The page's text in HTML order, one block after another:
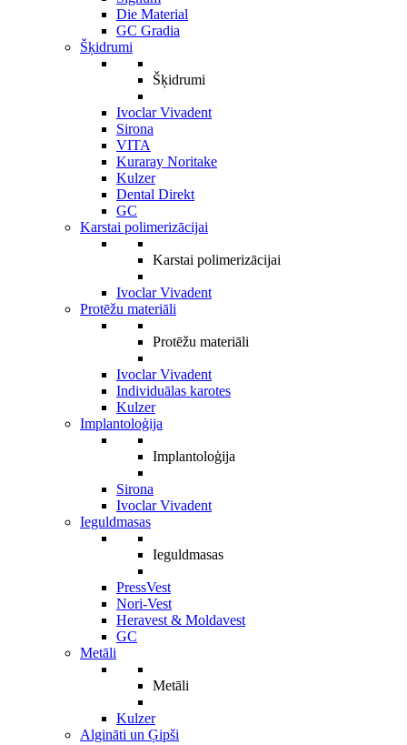
Die Material
GC Gradia
Šķidrumi
Šķidrumi
Ivoclar Vivadent
Sirona
VITA
Kuraray Noritake
Kulzer
Dental Direkt
GC
Karstai polimerizācijai
Karstai polimerizācijai
Ivoclar Vivadent
Protēžu materiāli
Protēžu materiāli
Ivoclar Vivadent
Individuālas karotes
Kulzer
Implantoloģija
Implantoloģija
Sirona
Ivoclar Vivadent
Ieguldmasas
Ieguldmasas
PressVest
Nori-Vest
Heravest & Moldavest
GC
Metāli
Metāli
Kulzer
Algināti un Ģipši